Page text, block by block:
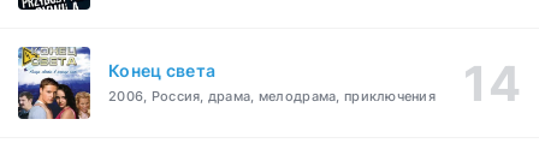
Конец света
2006, Россия, драма, мелодрама, приключения